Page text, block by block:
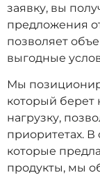
заявку, вы
предложения
позволяет
выгодные
Мы
который берет
нагрузку,
приоритетах. В
которые
продукты, мы